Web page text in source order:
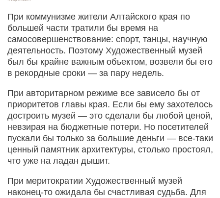
При коммунизме жители Алтайского края по
большей части тратили бы время на
самосовершенствование: спорт, танцы, научную
деятельность. Поэтому Художественный музей
был бы крайне важным объектом, возвели бы его
в рекордные сроки — за пару недель.
При авторитарном режиме все зависело бы от
приоритетов главы края. Если бы ему захотелось
достроить музей — это сделали бы любой ценой,
невзирая на бюджетные потери. Но посетителей
пускали бы только за большие деньги — все-таки
ценный памятник архитектуры, столько простоял,
что уже на ладан дышит.
При меритократии Художественный музей
наконец-то ожидала бы счастливая судьба. Для